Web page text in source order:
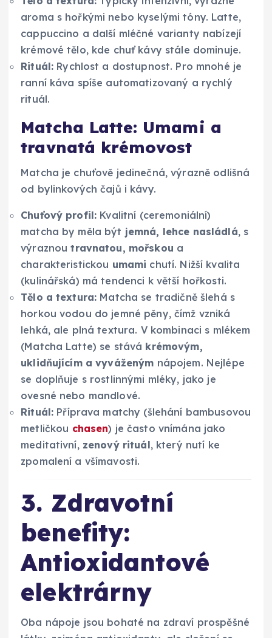
aroma s hořkými nebo kyselými tóny. Latte,
cappuccino a další mléčné varianty nabízejí
krémové tělo, kde chuť kávy stále dominuje.
Rituál: Rychlost a dostupnost. Pro mnohé je
ranní káva spíše automatizovaný a rychlý
rituál.
Matcha Latte: Umami a
travnatá krémovost
Matcha je chuťově jedinečná, výrazně odlišná
od bylinkových čajů i kávy.
Chuťový profil: Kvalitní (ceremoniální)
matcha by měla být jemná, lehce nasládlá, s
výraznoutravnatou, mořskou a
charakteristickou umami chutí. Nižší kvalita
(kulinářská) má tendenci k větší hořkosti.
Tělo a textura: Matcha se tradičně šlehá s
horkou vodou do jemné pěny, čímž vzniká
lehká, ale plná textura. V kombinaci s mlékem
(Matcha Latte) se stává krémovým,
uklidňujícím a vyváženým nápojem. Nejlépe
se doplňuje s rostlinnými mléky, jako je
ovesné nebo mandlové.
Rituál: Příprava matchy (šlehání bambusovou
metličkou chasen) je často vnímána jako
meditativní, zenový rituál, který nutí ke
zpomalení a všímavosti.
3. Zdravotní
benefity:
Antioxidantové
elektrárny
Oba nápoje jsou bohaté na zdraví prospěšné